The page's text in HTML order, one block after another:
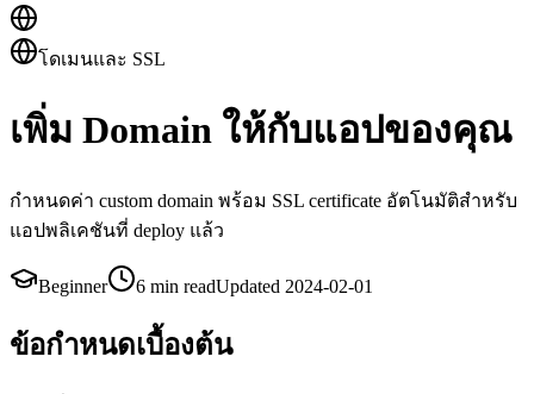
โดเมนและ SSL
เพิ่ม Domain ให้กับแอปของคุณ
กำหนดค่า custom domain พร้อม SSL certificate อัตโนมัติสำหรับ
แอปพลิเคชันที่ deploy แล้ว
Beginner 6 min readUpdated 2024-02-01
ข้อกำหนดเบื้องต้น